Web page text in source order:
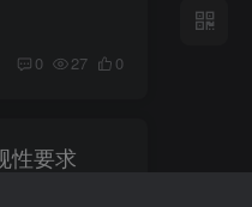
0 27 0
性要求